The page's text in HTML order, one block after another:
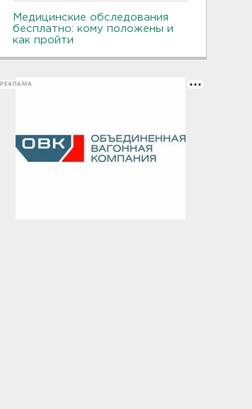
Медицинские обследования
бесплатно: кому положены и
как пройти
РЕКЛАМА